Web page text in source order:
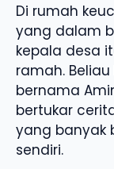
Di rumah
yang dalam
kepala desa
ramah.
bernama
bertukar
yang banyak
sendiri.